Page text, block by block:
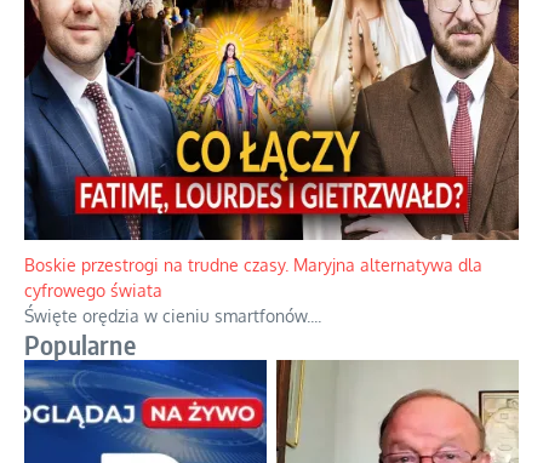
Papieskie innowacje w tradycyjnym różańcu
Gorący dylemat medytacji nad tajemnicami....